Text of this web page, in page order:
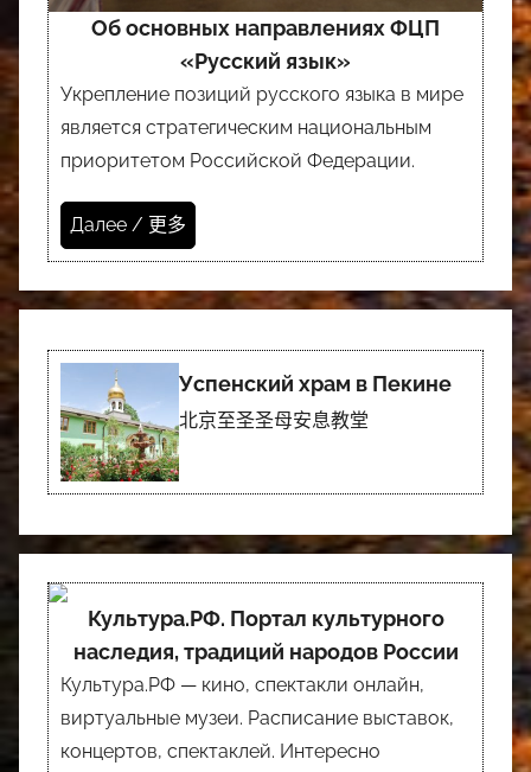
Об основных направлениях ФЦП
«Русский язык»
Укрепление позиций русского языка в мире
является стратегическим национальным
приоритетом Российской Федерации.
Далее / 更多
Успенский храм в Пекине
北京至圣圣母安息教堂
Культура.РФ. Портал культурного
наследия, традиций народов России
Культура.РФ — кино, спектакли онлайн,
виртуальные музеи. Расписание выставок,
концертов, спектаклей. Интересно